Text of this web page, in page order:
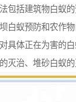
包括建筑物白蚁
白蚁预防和农作
具体正在为害的
灭治、堆砂白蚁的